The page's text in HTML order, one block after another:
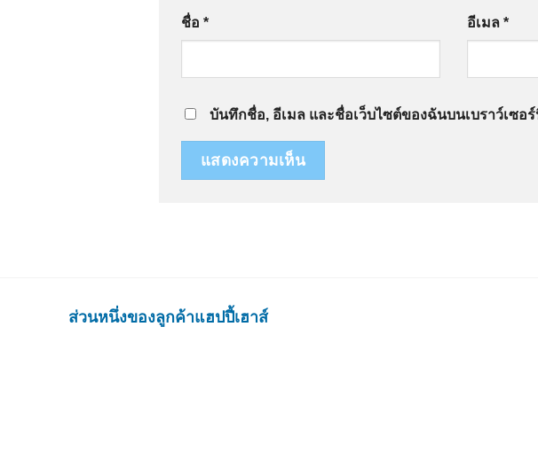
ชื่อ * อีเมล *
บันทึกชื่อ, อีเมล และชื่อเว็บไซต์ของฉันบนเบราว์เซอ
ส่วนหนึ่งของลูกค้าแฮปปี้เฮาส์